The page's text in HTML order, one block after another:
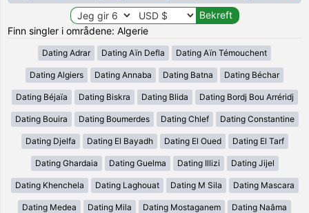
Finn singler i områdene: Algerie
Dating Adrar Dating Aïn Defla Dating Aïn Témouchent
Dating Algiers Dating Annaba Dating Batna Dating Béchar
Dating Béjaïa Dating Biskra Dating Blida Dating Bordj Bou Arréridj
Dating Bouira Dating Boumerdes Dating Chlef Dating Constantine
Dating Djelfa Dating El Bayadh Dating El Oued Dating El Tarf
Dating Ghardaia Dating Guelma Dating Illizi Dating Jijel
Dating Khenchela Dating Laghouat Dating M Sila Dating Mascara
Dating Medea Dating Mila Dating Mostaganem Dating Naâma